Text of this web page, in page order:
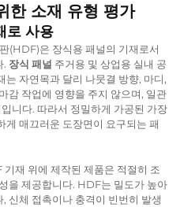
한 소재 유형 평가
로 사용
(HDF)은 장식용 패널의 기재로서
. 장식 패널 주거용 및 상업용 실내 공
는 자연목과 달리 나뭇결 방향, 마디,
감 작업에 영향을 주지 않으며, 일관
니다. 따라서 정밀하게 가공된 가장
게 매끄러운 도장면이 요구되는 패
재 위에 제작된 제품은 적절히 조
을 제공합니다. HDF는 밀도가 높아
신체 접촉이나 충격이 빈번히 발생